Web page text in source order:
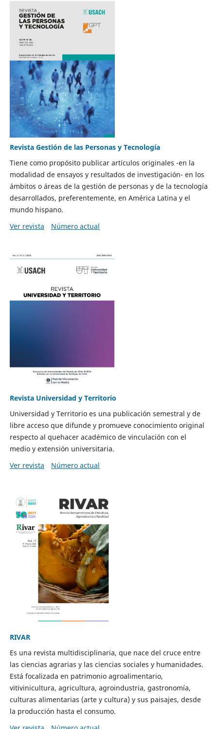
Revista Gestión de las Personas y Tecnología
Tiene como propósito publicar artículos originales -en la
modalidad de ensayos y resultados de investigación- en los
ámbitos o áreas de la gestión de personas y de la tecnología
desarrollados, preferentemente, en América Latina y el
mundo hispano.
Ver revista
Número actual
Revista Universidad y Territorio
Universidad y Territorio es una publicación semestral y de
libre acceso que difunde y promueve conocimiento original
respecto al quehacer académico de vinculación con el
medio y extensión universitaria.
Ver revista
Número actual
RIVAR
Es una revista multidisciplinaria, que nace del cruce entre
las ciencias agrarias y las ciencias sociales y humanidades.
Está focalizada en patrimonio agroalimentario,
vitivinicultura, agricultura, agroindustria, gastronomía,
culturas alimentarias (arte y cultura) y sus paisajes, desde
la producción hasta el consumo.